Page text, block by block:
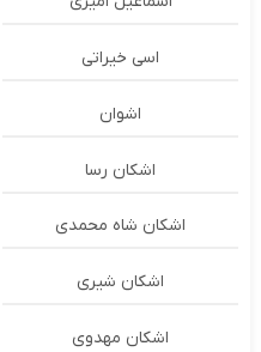
اسی خیراتی
اشوان
اشکان رسا
اشکان شاه محمدی
اشکان شیری
اشکان مهدوی